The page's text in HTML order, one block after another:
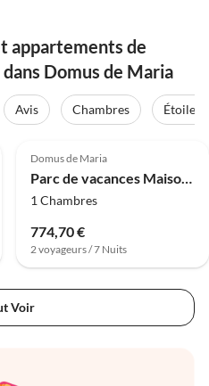
appartements de
Domus de Maria
Avis Chambres
Étoiles
Domus de Maria
Parc de vacances Maison Vue Collines Jardin
1 Chambres
774,70 €
2 voyageurs / 7 Nuits
Voir